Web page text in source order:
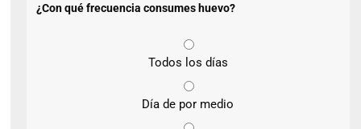
¿Con qué frecuencia consumes huevo?
Todos los días
Día de por medio